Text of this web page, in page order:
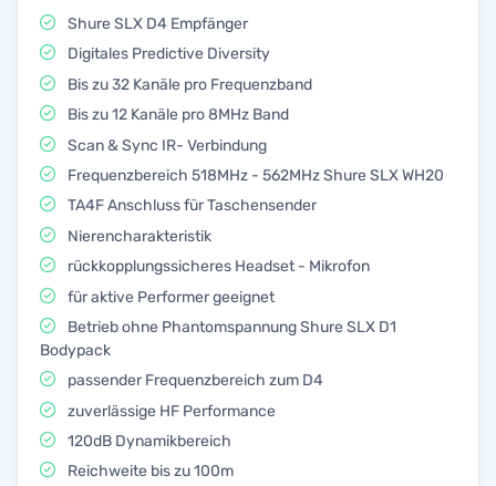
Shure SLX D4 Empfänger
Digitales Predictive Diversity
Bis zu 32 Kanäle pro Frequenzband
Bis zu 12 Kanäle pro 8MHz Band
Scan & Sync IR- Verbindung
Frequenzbereich 518MHz - 562MHz Shure SLX WH20
TA4F Anschluss für Taschensender
Nierencharakteristik
rückkopplungssicheres Headset - Mikrofon
für aktive Performer geeignet
Betrieb ohne Phantomspannung Shure SLX D1
Bodypack
passender Frequenzbereich zum D4
zuverlässige HF Performance
120dB Dynamikbereich
Reichweite bis zu 100m